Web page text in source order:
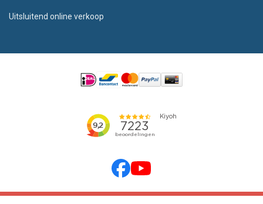
Uitsluitend online verkoop